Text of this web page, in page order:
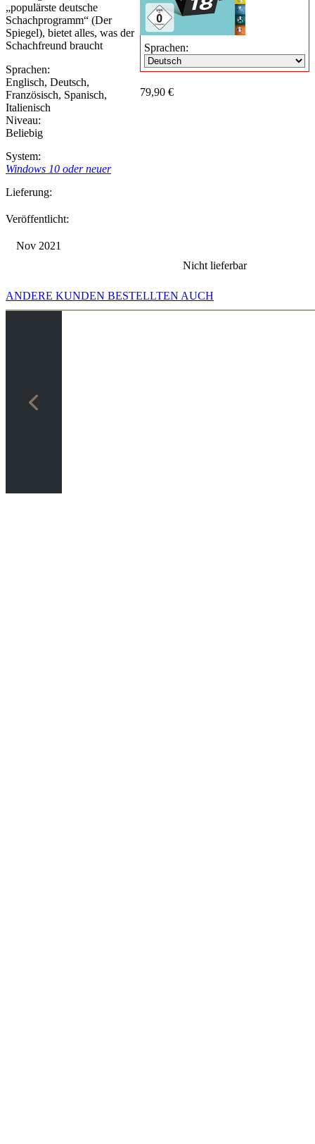
Sprachen:
79,90 €
„populärste deutsche
Schachprogramm“ (Der
Spiegel), bietet alles, was der
Schachfreund braucht
Sprachen:
Englisch, Deutsch,
Französisch, Spanisch,
Italienisch
Niveau:
Beliebig
System:
Windows 10 oder neuer
Lieferung:
Veröffentlicht:
Nov 2021
Nicht lieferbar
ANDERE KUNDEN BESTELLTEN AUCH